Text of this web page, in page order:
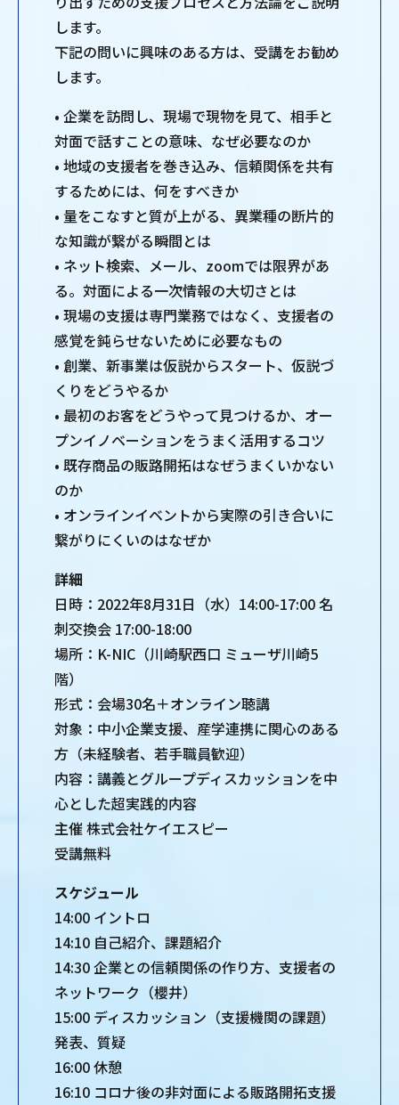
します。
下記の問いに興味のある方は、受講をお勧め
します。
• 企業を訪問し、現場で現物を見て、相手と
対面で話すことの意味、なぜ必要なのか
• 地域の支援者を巻き込み、信頼関係を共有
するためには、何をすべきか
• 量をこなすと質が上がる、異業種の断片的
な知識が繋がる瞬間とは
• ネット検索、メール、zoomでは限界があ
る。対面による一次情報の大切さとは
• 現場の支援は専門業務ではなく、支援者の
感覚を鈍らせないために必要なもの
• 創業、新事業は仮説からスタート、仮説づ
くりをどうやるか
• 最初のお客をどうやって見つけるか、オー
プンイノベーションをうまく活用するコツ
• 既存商品の販路開拓はなぜうまくいかない
のか
• オンラインイベントから実際の引き合いに
繋がりにくいのはなぜか
詳細
日時：2022年8月31日（水）14:00-17:00 名
刺交換会 17:00-18:00
場所：K-NIC（川崎駅西口 ミューザ川崎5
階）
形式：会場30名＋オンライン聴講
対象：中小企業支援、産学連携に関心のある
方（未経験者、若手職員歓迎）
内容：講義とグループディスカッションを中
心とした超実践的内容
主催 株式会社ケイエスピー
受講無料
スケジュール
14:00 イントロ
14:10 自己紹介、課題紹介
14:30 企業との信頼関係の作り方、支援者の
ネットワーク（櫻井）
15:00 ディスカッション（支援機関の課題）
発表、質疑
16:00 休憩
16:10 コロナ後の非対面による販路開拓支援